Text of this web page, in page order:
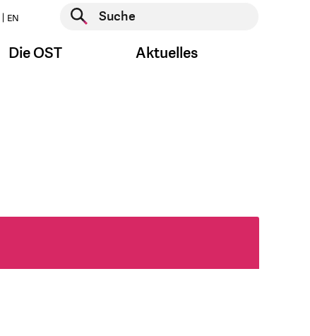
EN
Suche starten
Die OST Aktuelles